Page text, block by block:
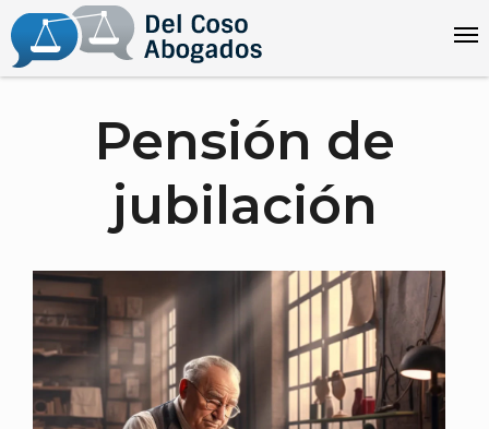
Pensión de
jubilación